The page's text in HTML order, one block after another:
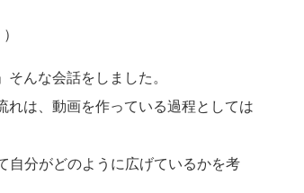
んな会話をしました。
れは、動画を作っている過程としては
自分がどのように広げているかを考